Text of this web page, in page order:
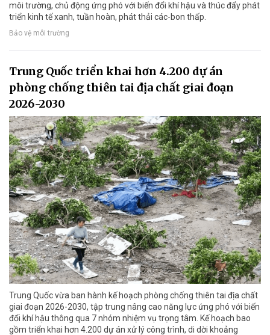
môi trường, chủ động ứng phó với biến đổi khí hậu và thúc đẩy phát
triển kinh tế xanh, tuần hoàn, phát thải các-bon thấp.
Bảo vệ môi trường
Trung Quốc triển khai hơn 4.200 dự án
phòng chống thiên tai địa chất giai đoạn
2026-2030
Trung Quốc vừa ban hành kế hoạch phòng chống thiên tai địa chất
giai đoạn 2026-2030, tập trung nâng cao năng lực ứng phó với biến
đổi khí hậu thông qua 7 nhóm nhiệm vụ trọng tâm. Kế hoạch bao
gồm triển khai hơn 4.200 dự án xử lý công trình, di dời khoảng